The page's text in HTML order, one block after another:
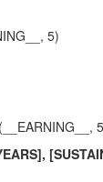
5)